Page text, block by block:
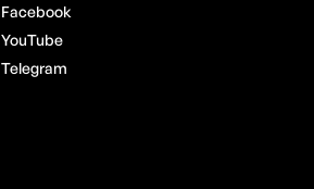
Facebook
YouTube
Telegram